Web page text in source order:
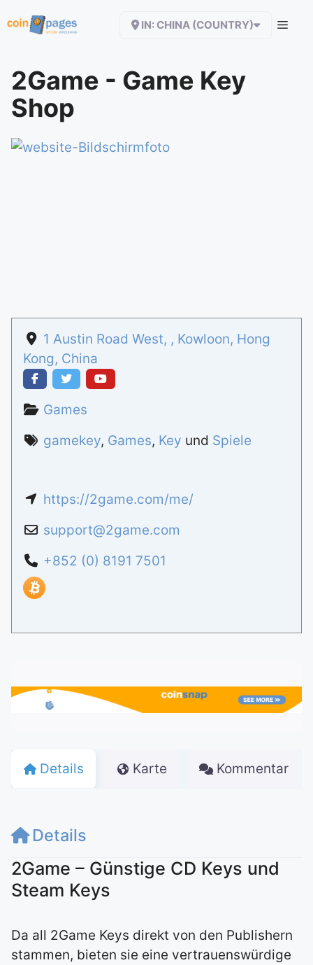
Inhalt
IN: CHINA (COUNTRY)
2Game - Game Key
Shop
1 Austin Road West, , Kowloon, Hong
Kong, China
Games
gamekey, Games, Key und Spiele
https://2game.com/me/
support@2game.com
+852 (0) 8191 7501
Details Karte Kommentar
Details
2Game – Günstige CD Keys und
Steam Keys
Da all 2Game Keys direkt von den Publishern
stammen, bieten sie eine vertrauenswürdige